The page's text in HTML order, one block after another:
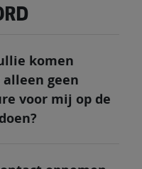
komen
geen
voor mij op de